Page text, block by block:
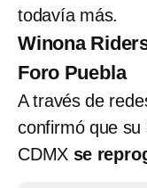
todavía más.
Winona
Foro Puebla
A través de
confirmó que su
CDMX se